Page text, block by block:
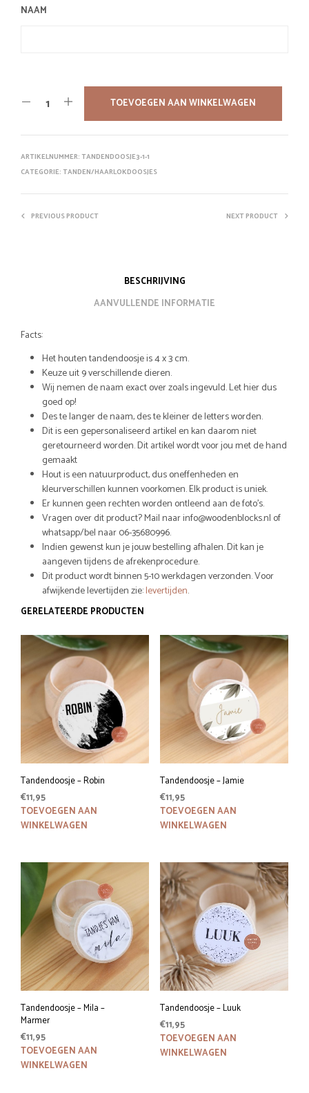
NAAM
TOEVOEGEN AAN WINKELWAGEN
ARTIKELNUMMER:TANDENDOOSJE3-1-1
CATEGORIE:TANDEN/HAARLOKDOOSJES
PREVIOUS PRODUCT NEXT PRODUCT
BESCHRIJVING
AANVULLENDE INFORMATIE
Facts:
Het houten tandendoosje is 4 x 3 cm.
Keuze uit 9 verschillende dieren.
Wij nemen de naam exact over zoals ingevuld. Let hier dus
goed op!
Des te langer de naam, des te kleiner de letters worden.
Dit is een gepersonaliseerd artikel en kan daarom niet
geretourneerd worden. Dit artikel wordt voor jou met de hand
gemaakt
Hout is een natuurproduct, dus oneffenheden en
kleurverschillen kunnen voorkomen. Elk product is uniek.
Er kunnen geen rechten worden ontleend aan de foto’s.
Vragen over dit product? Mail naar info@woodenblocks.nl of
whatsapp/bel naar 06-35680996.
Indien gewenst kun je jouw bestelling afhalen. Dit kan je
aangeven tijdens de afrekenprocedure.
Dit product wordt binnen 5-10 werkdagen verzonden. Voor
afwijkende levertijden zie:levertijden.
GERELATEERDE PRODUCTEN
Tandendoosje – Robin
€11,95
TOEVOEGEN AAN
WINKELWAGEN
Tandendoosje – Jamie
€11,95
TOEVOEGEN AAN
WINKELWAGEN
Tandendoosje – Mila –
Marmer
€11,95
TOEVOEGEN AAN
WINKELWAGEN
Tandendoosje – Luuk
€11,95
TOEVOEGEN AAN
WINKELWAGEN